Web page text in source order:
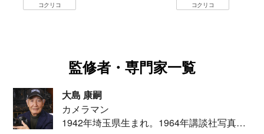
コクリコ コクリコ
監修者・専門家一覧
大島 康嗣
カメラマン
1942年埼玉県生まれ。1964年講談社写真部